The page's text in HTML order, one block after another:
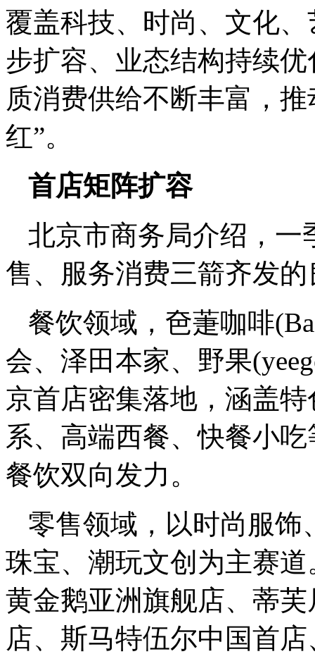
覆盖科技、时尚、文化
步扩容、业态结构持续
质消费供给不断丰富，
红”。
首店矩阵扩容
北京市商务局介绍，一
售、服务消费三箭齐发
餐饮领域，夿萐咖啡
会、泽田本家、野果
京首店密集落地，涵盖
系、高端西餐、快餐小
餐饮双向发力。
零售领域，以时尚服饰
珠宝、潮玩文创为主赛
黄金鹅亚洲旗舰店、蒂
店、斯马特伍尔中国首